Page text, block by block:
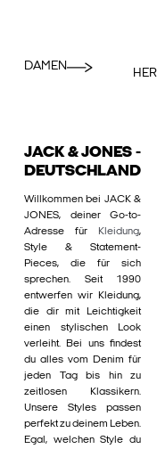
DAMEN
JACK & JONES -
DEUTSCHLAND
Willkommen bei JACK &
JONES, deiner Go-to-
Adresse für
Kleidung,
Style & Statement-
Pieces, die für sich
sprechen. Seit 1990
entwerfen wir Kleidung,
die dir mit Leichtigkeit
einen stylischen Look
verleiht. Bei uns findest
du alles vom Denim für
jeden Tag bis hin zu
zeitlosen Klassikern.
Unsere Styles passen
perfekt zu deinem Leben.
Egal, welchen Style du